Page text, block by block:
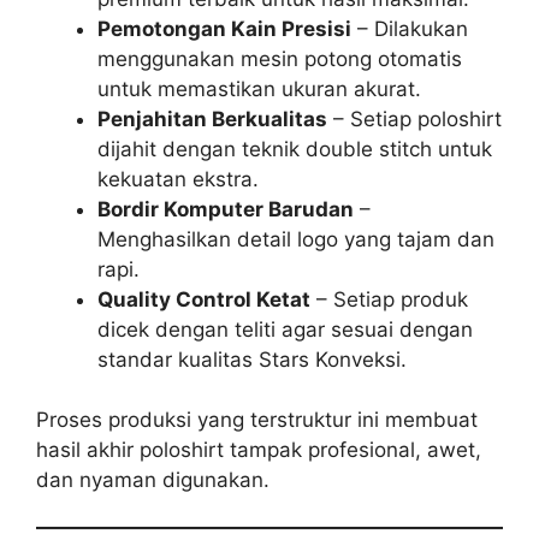
Pemotongan Kain Presisi – Dilakukan
menggunakan mesin potong otomatis
untuk memastikan ukuran akurat.
Penjahitan Berkualitas – Setiap poloshirt
dijahit dengan teknik double stitch untuk
kekuatan ekstra.
Bordir Komputer Barudan –
Menghasilkan detail logo yang tajam dan
rapi.
Quality Control Ketat – Setiap produk
dicek dengan teliti agar sesuai dengan
standar kualitas Stars Konveksi.
Proses produksi yang terstruktur ini membuat
hasil akhir poloshirt tampak profesional, awet,
dan nyaman digunakan.